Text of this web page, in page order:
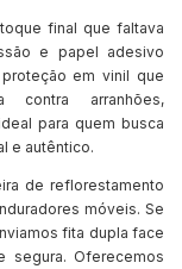
final que faltava
e papel adesivo
em vinil que
contra arranhões,
para quem busca
e autêntico.
de reflorestamento
móveis. Se
fita dupla face
segura. Oferecemos